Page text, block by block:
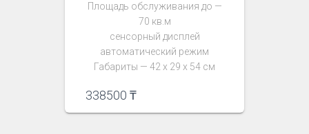
Площадь обслуживания до —
70 кв.м
сенсорный дисплей
автоматический режим
Габариты — 42 х 29 х 54 см
338500 ₸